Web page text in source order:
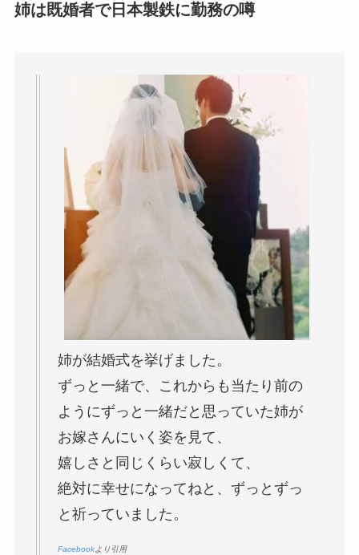
姉は既婚者で日本製鉄に勤務の噂
姉が結婚式を挙げました。
ずっと一緒で、これからも当たり前の
ようにずっと一緒だと思っていた姉が
お嫁さんにいく姿を見て、
嬉しさと同じくらい寂しくて、
絶対に幸せになってねと、ずっとずっ
と祈っていました。
Facebookより引用